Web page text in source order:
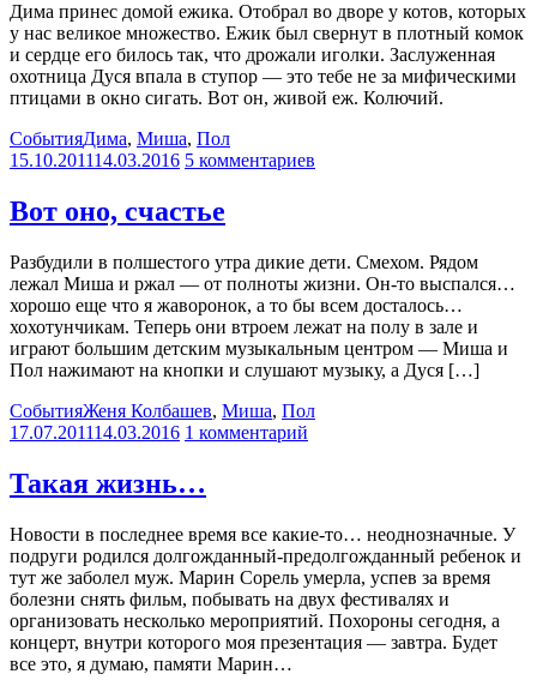
Дима принес домой ежика. Отобрал во дворе у котов, которых
у нас великое множество. Ежик был свернут в плотный комок
и сердце его билось так, что дрожали иголки. Заслуженная
охотница Дуся впала в ступор — это тебе не за мифическими
птицами в окно сигать. Вот он, живой еж. Колючий.
СобытияДима, Миша, Пол
15.10.201114.03.2016 5 комментариев
Вот оно, счастье
Разбудили в полшестого утра дикие дети. Смехом. Рядом
лежал Миша и ржал — от полноты жизни. Он-то выспался…
хорошо еще что я жаворонок, а то бы всем досталось…
хохотунчикам. Теперь они втроем лежат на полу в зале и
играют большим детским музыкальным центром — Миша и
Пол нажимают на кнопки и слушают музыку, а Дуся […]
СобытияЖеня Колбашев, Миша, Пол
17.07.201114.03.2016 1 комментарий
Такая жизнь…
Новости в последнее время все какие-то… неоднозначные. У
подруги родился долгожданный-предолгожданный ребенок и
тут же заболел муж. Марин Сорель умерла, успев за время
болезни снять фильм, побывать на двух фестивалях и
организовать несколько мероприятий. Похороны сегодня, а
концерт, внутри которого моя презентация — завтра. Будет
все это, я думаю, памяти Марин…